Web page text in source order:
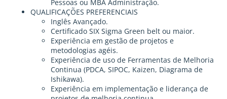
Pessoas ou MBA Administração.
QUALIFICAÇÕES PREFERENCIAIS
Inglês Avançado.
Certificado SIX Sigma Green belt ou maior.
Experiência em gestão de projetos e
metodologias agéis.
Experiência de uso de Ferramentas de Melhoria
Continua (PDCA, SIPOC, Kaizen, Diagrama de
Ishikawa).
Experiência em implementação e liderança de